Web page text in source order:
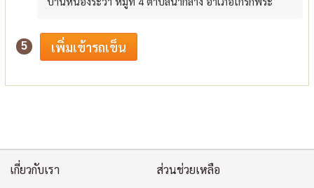
5
เกี่ยวกับเรา ส่วนช่วยเหลือ